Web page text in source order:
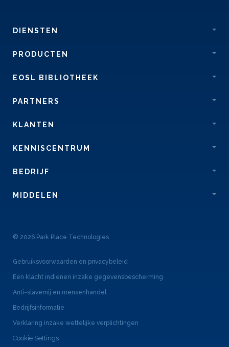
DIENSTEN
PRODUCTEN
EOSL BIBLIOTHEEK
PARTNERS
KLANTEN
KENNISCENTRUM
BEDRIJF
MIDDELEN
© 2026 Park Place Technologies
Gebruiksvoorwaarden en privacybeleid
Een klacht indienen inzake gegevensbescherming
Anti-slavernij en mensenhandel
Bedrijfsinformatie
Verklaring inzake wettelijke verplichtingen
Cookie Settings